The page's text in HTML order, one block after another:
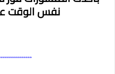
نفس الوقت